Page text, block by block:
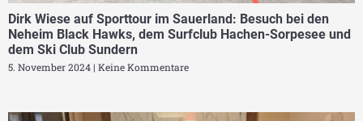
Dirk Wiese auf Sporttour im Sauerland: Besuch bei den
Neheim Black Hawks, dem Surfclub Hachen-Sorpesee und
dem Ski Club Sundern
5. November 2024 Keine Kommentare